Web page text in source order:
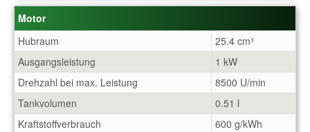
Motor
Hubraum
25.4 cm³
Ausgangsleistung
1 kW
Drehzahl bei max. Leistung
8500 U/min
Tankvolumen
0.51 l
Kraftstoffverbrauch
600 g/kWh